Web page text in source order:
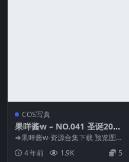
COS写真
果咩酱w – NO.041 圣诞2022
[60P3V-406MB]
⇒果咩酱w-资源合集下载 预览图
片 资源简介 「资源名称」：果咩
酱w – NO....
4 年前 1.9K 5